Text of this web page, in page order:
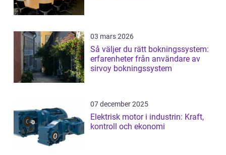
03 mars 2026
Så väljer du rätt bokningssystem:
erfarenheter från användare av
sirvoy bokningssystem
07 december 2025
Elektrisk motor i industrin: Kraft,
kontroll och ekonomi